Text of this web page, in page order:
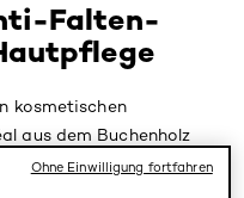
Falten-
kosmetischen
aus dem Buchenholz
des
lässt
Ohne Einwilligung fortfahren